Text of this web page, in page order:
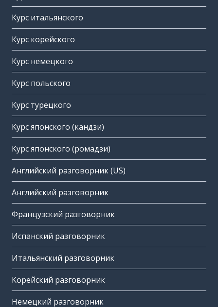
Курс итальянского
Курс корейского
Курс немецкого
Курс польского
Курс турецкого
Курс японского (кандзи)
Курс японского (ромадзи)
Английский разговорник (US)
Английский разговорник
Французский разговорник
Испанский разговорник
Итальянский разговорник
Корейский разговорник
Немецкий разговорник